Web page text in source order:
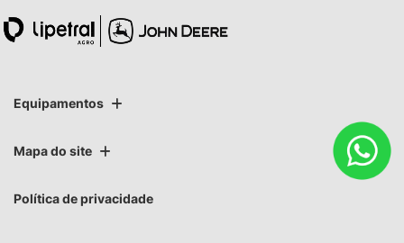
Equipamentos
Mapa do site
Política de privacidade